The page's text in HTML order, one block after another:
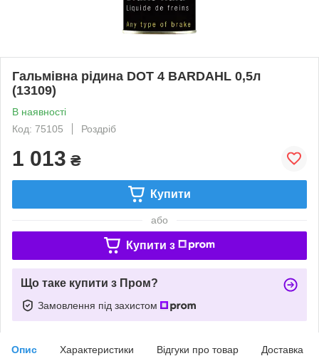
Гальмівна рідина DOT 4 BARDAHL 0,5л
(13109)
В наявності
Код: 75105
Роздріб
1 013 ₴
Купити
або
Купити з
Що таке купити з Пром?
Замовлення під захистом
Опис Характеристики Відгуки про товар Доставка